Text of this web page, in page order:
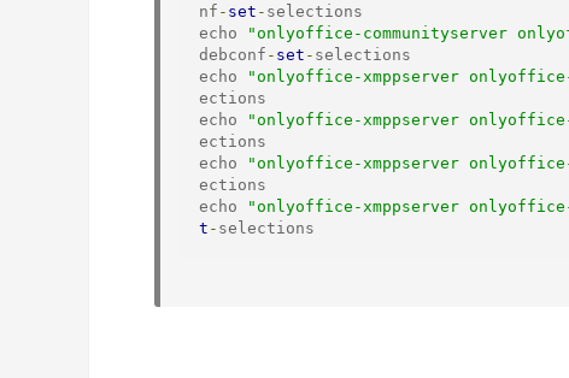
nf - set - selections
echo
"onlyoffice-communityserver
debconf - set - selections
echo
"onlyoffice-xmppserver
ections
echo
"onlyoffice-xmppserver
ections
echo
"onlyoffice-xmppserver onlyoffice-
ections
echo
"onlyoffice-xmppserver onlyoffice-
t - selections